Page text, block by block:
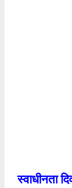
स्वाधीनता